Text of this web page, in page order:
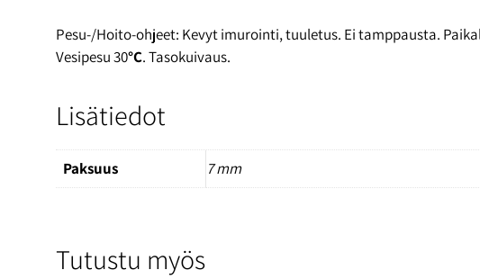
Pesu-/Hoito-ohjeet: Kevyt imurointi, tuuletus. Ei tamppausta.
Vesipesu 30°C. Tasokuivaus.
Lisätiedot
Paksuus 7 mm
Tutustu myös